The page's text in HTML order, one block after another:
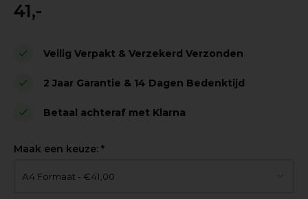
41,-
Veilig Verpakt & Verzekerd Verzonden
2 Jaar Garantie & 14 Dagen Bedenktijd
Betaal achteraf met Klarna
Maak een keuze: *